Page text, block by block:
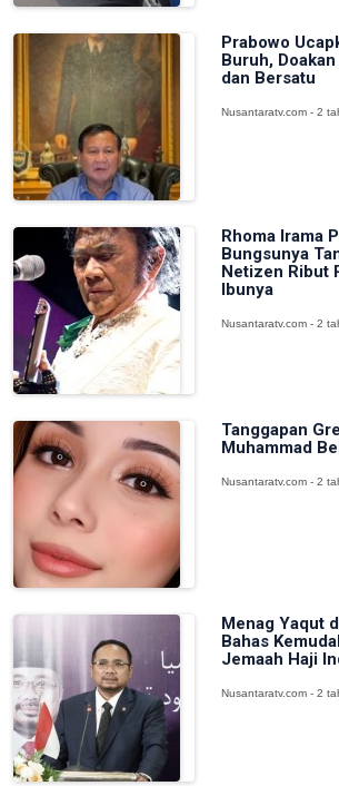
Prabowo
Buruh,
dan Bersatu
Nusantaratv.com - 2
Rhoma Irama
Bungsunya
Netizen Ribut
Ibunya
Nusantaratv.com - 2
Tanggapan
Muhammad
Nusantaratv.com - 2
Menag Yaqut
Bahas
Jemaah Haji
Nusantaratv.com - 2